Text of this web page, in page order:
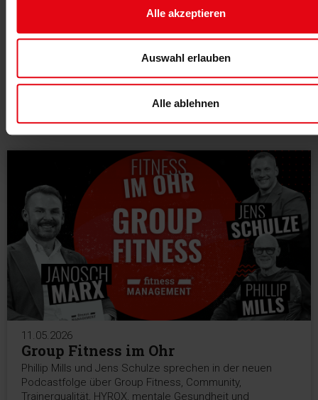
Alle akzeptieren
Auswahl erlauben
Alle ablehnen
Das könnte dich auch interessieren
11.05.2026
Group Fitness im Ohr
Phillip Mills und Jens Schulze sprechen in der neuen
Podcastfolge über Group Fitness, Community,
Trainerqualität, HYROX, mentale Gesundheit und